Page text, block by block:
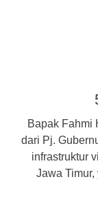
Bapak Fahmi
dari Pj.
infrastruktur
Jawa